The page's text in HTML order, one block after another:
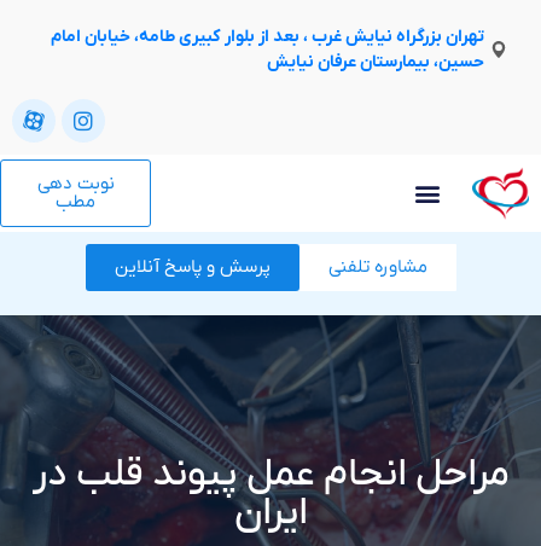
تهران بزرگراه نیایش غرب ، بعد از بلوار کبیری طامه، خیابان امام
حسین، بیمارستان عرفان نیایش
نوبت دهی
مطب
مشاوره تلفنی پرسش و پاسخ آنلاین
مراحل انجام عمل پیوند قلب در
ایران